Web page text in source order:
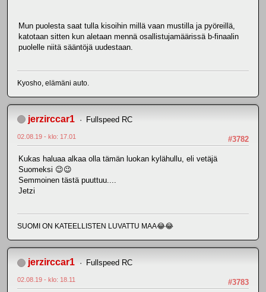
Mun puolesta saat tulla kisoihin millä vaan mustilla ja pyöreillä,
katotaan sitten kun aletaan mennä osallistujamäärissä b-finaalin
puolelle niitä sääntöjä uudestaan.
Kyosho, elämäni auto.
jerzirccar1 Fullspeed RC
#3782
02.08.19 - klo: 17.01
Kukas haluaa alkaa olla tämän luokan kylähullu, eli vetäjä
Suomeksi 😉😉
Semmoinen tästä puuttuu....
Jetzi
SUOMI ON KATEELLISTEN LUVATTU MAA😂😂
jerzirccar1 Fullspeed RC
#3783
02.08.19 - klo: 18.11